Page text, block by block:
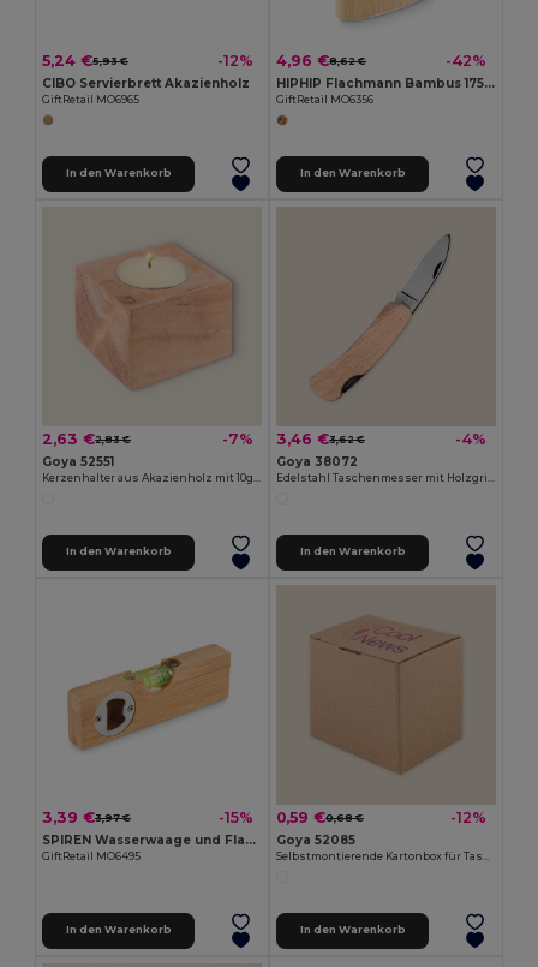
5,24 €5,93 € -12%
CIBO Servierbrett Akazienholz
GiftRetail MO6965
In den Warenkorb
4,96 €8,62 € -42%
HIPHIP Flachmann Bambus 175ml
GiftRetail MO6356
In den Warenkorb
2,63 €2,83 € -7%
Goya 52551
In den Warenkorb
3,46 €3,62 € -4%
Goya 38072
In den Warenkorb
3,39 €3,97 € -15%
SPIREN Wasserwaage und Flaschenöffner
GiftRetail MO6495
In den Warenkorb
0,59 €0,68 € -12%
Goya 52085
In den Warenkorb